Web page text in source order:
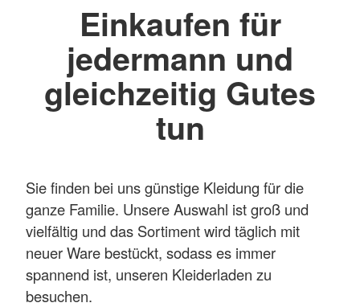
Einkaufen für
jedermann und
gleichzeitig Gutes
tun
Sie finden bei uns günstige Kleidung für die
ganze Familie. Unsere Auswahl ist groß und
vielfältig und das Sortiment wird täglich mit
neuer Ware bestückt, sodass es immer
spannend ist, unseren Kleiderladen zu
besuchen.